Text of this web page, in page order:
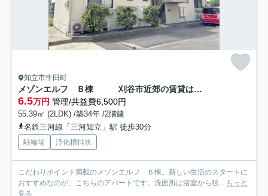
知立市牛田町
メゾンエルフ Ｂ棟 刈谷市近郊の賃貸はクラスホーム刈谷店
6.5万円 管理/共益費6,500円
55.39㎡ (2LDK) /築34年 /2階建
名鉄三河線「三河知立」駅 徒歩30分
駐輪場 浄化槽排水
こだわりポイント満載のメゾンエルフ Ｂ棟。新しい生活のスタートに
おすすめなのが、こちらのアパートです。洗面所は浴室から独... もっと
見る